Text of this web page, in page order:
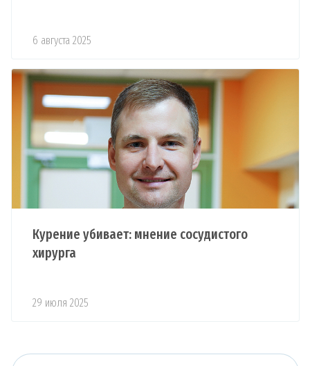
6 августа 2025
Курение убивает: мнение сосудистого
хирурга
29 июля 2025